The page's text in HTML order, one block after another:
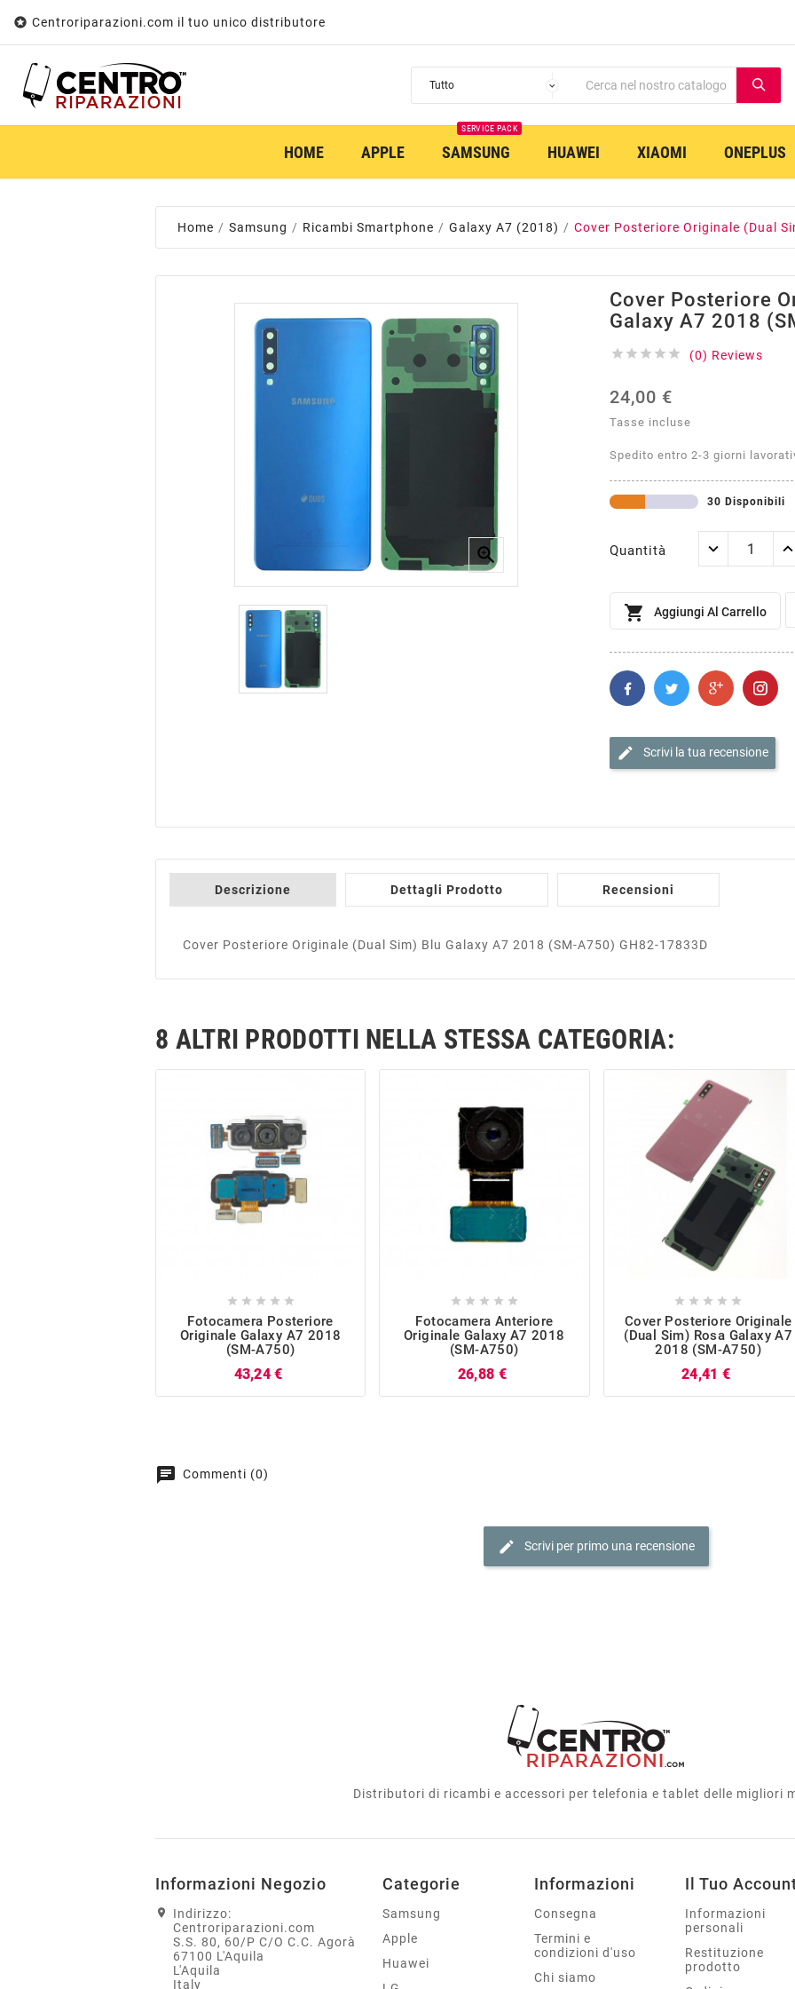
 Centroriparazioni.com il tuo unico distributore
HOME APPLE SAMSUNG
SERVICE PACK
HUAWEI XIAOMI ONEPLUS
Home Samsung Ricambi Smartphone Galaxy A7 (2018) Cover Posteriore Originale (Dual

Cover Posteriore
Galaxy A7 2018
     (0) Reviews
24,00 €
Tasse incluse
Spedito entro 2-3 giorni
30 Disponibili
Quantità
 Aggiungi Al Carrello
edit Scrivi la tua recensione
Descrizione Dettagli Prodotto Recensioni
Cover Posteriore Originale (Dual Sim) Blu Galaxy A7 2018 (SM-A750) GH82-17833D
8 ALTRI PRODOTTI NELLA STESSA CATEGORIA:
    
Fotocamera Posteriore
Originale Galaxy A7 2018
(SM-A750)
43,24 €
    
Fotocamera Anteriore
Originale Galaxy A7 2018
(SM-A750)
26,88 €
    
Cover Posteriore Originale
(Dual Sim) Rosa Galaxy A7
2018 (SM-A750)
24,41 €
chat Commenti (0)
edit Scrivi per primo una recensione
Distributori di ricambi e accessori per telefonia e tablet delle migliori
Informazioni Negozio
Indirizzo:
Centroriparazioni.com
S.S. 80, 60/P C/O C.C. Agorà
67100 L'Aquila
L'Aquila
Italy
Categorie
Samsung
Apple
Huawei
Informazioni
Consegna
Termini e
condizioni d'uso
Chi siamo
Il Tuo
Informazioni
personali
Restituzione
prodotto